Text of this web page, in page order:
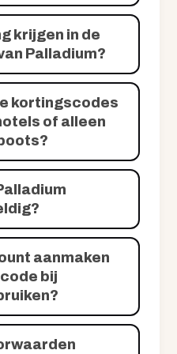
krijgen in de
Palladium?
kortingscodes
of alleen
aanmaken
bij